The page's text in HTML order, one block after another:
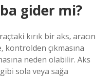
gider mi?
kırık bir aks, aracın
çıkmasına
neden olabilir. Aks
gibi sola veya sağa